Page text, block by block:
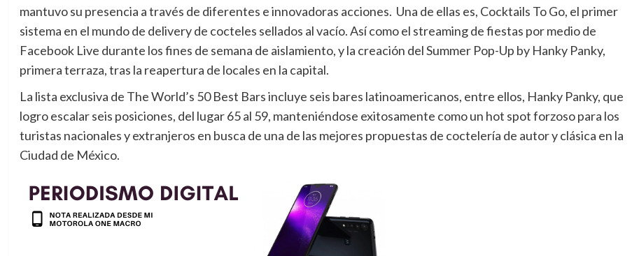
mantuvo su presencia a través de diferentes e innovadoras acciones. Una de ellas es, Cocktails To Go, el primer
sistema en el mundo de delivery de cocteles sellados al vacío. Así como el streaming de fiestas por medio de
Facebook Live durante los fines de semana de aislamiento, y la creación del Summer Pop-Up by Hanky Panky,
primera terraza, tras la reapertura de locales en la capital.
La lista exclusiva de The World’s 50 Best Bars incluye seis bares latinoamericanos, entre ellos, Hanky Panky, que
logro escalar seis posiciones, del lugar 65 al 59, manteniéndose exitosamente como un hot spot forzoso para los
turistas nacionales y extranjeros en busca de una de las mejores propuestas de coctelería de autor y clásica en la
Ciudad de México.